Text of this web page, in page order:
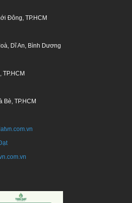
Đông, TP.HCM
Dĩ An, Bình Dương
Bè, TP.HCM